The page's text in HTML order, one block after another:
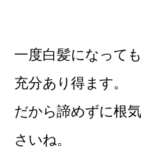
一度白髪になって
充分あり得ます。
だから諦めずに根
さいね。